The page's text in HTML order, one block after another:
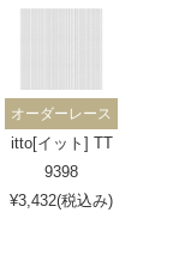
オーダーレース
itto[イット] TT
9398
¥3,432(税込み)